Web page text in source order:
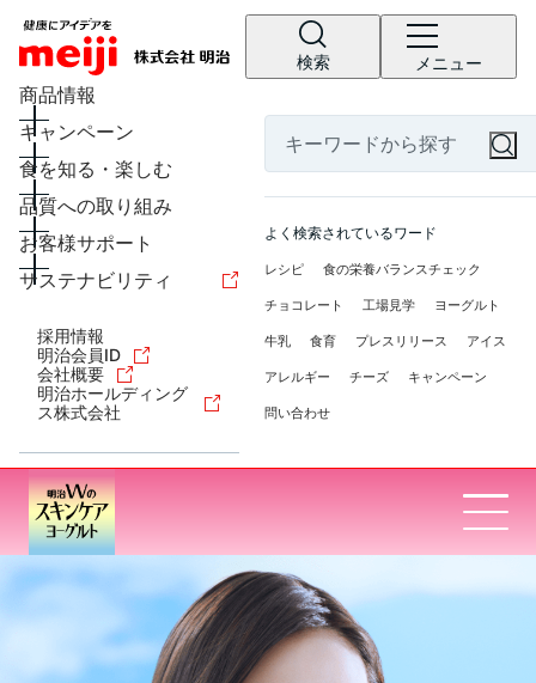
検索 メニュー
商品情報
キャンペーン
食を知る・楽しむ
品質への取り組み
お客様サポート
サステナビリティ
採用情報
明治会員ID
会社概要
明治ホールディング
ス株式会社
よく検索されているワード
レシピ 食の栄養バランスチェック
チョコレート 工場見学 ヨーグルト
牛乳 食育 プレスリリース アイス
アレルギー チーズ キャンペーン
問い合わせ